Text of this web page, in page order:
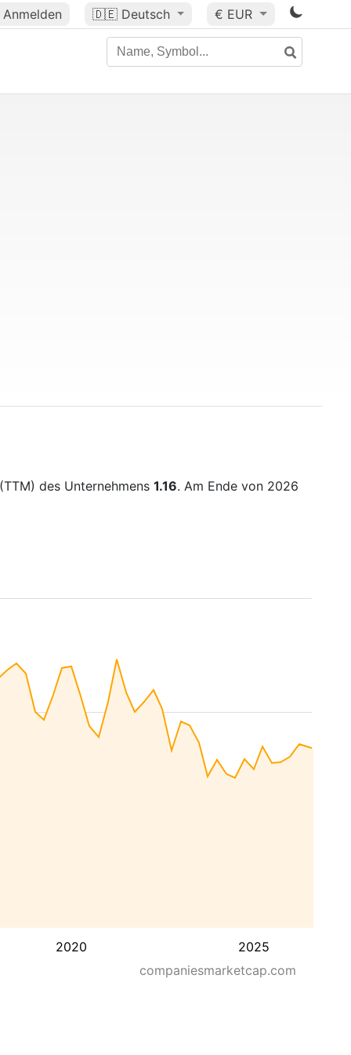
Anmelden 🇩🇪 Deutsch € EUR
des Unternehmens 1.16. Am Ende von 2026
2020 2025
companiesmarketcap.com